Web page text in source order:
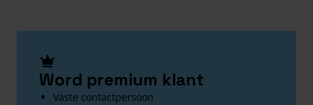
Word premium klant
Vaste contactpersoon